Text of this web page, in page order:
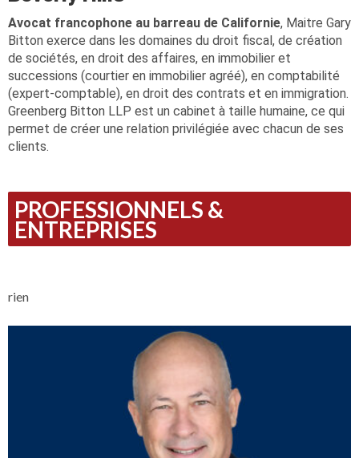
Avocat francophone au barreau de Californie, Maitre Gary
Bitton exerce dans les domaines du droit fiscal, de création
de sociétés, en droit des affaires, en immobilier et
successions (courtier en immobilier agréé), en comptabilité
(expert-comptable), en droit des contrats et en immigration.
Greenberg Bitton LLP est un cabinet à taille humaine, ce qui
permet de créer une relation privilégiée avec chacun de ses
clients.
PROFESSIONNELS &
ENTREPRISES
rien